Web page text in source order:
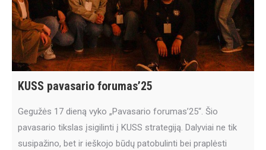
KUSS pavasario forumas’25
Gegužės 17 dieną vyko „Pavasario forumas’25“. Šio
pavasario tikslas įsigilinti į KUSS strategiją. Dalyviai ne tik
susipažino, bet ir ieškojo būdų patobulinti bei praplėsti